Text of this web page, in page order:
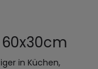
60x30cm
in Küchen,